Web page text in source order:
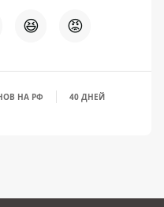
😆 😡
НА РФ 40 ДНЕЙ